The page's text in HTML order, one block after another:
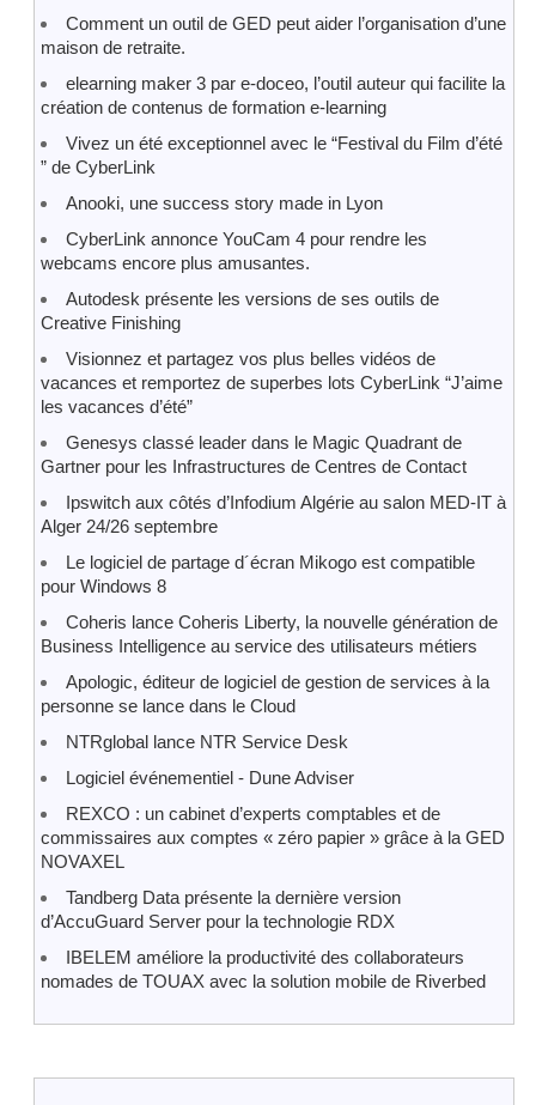
Comment un outil de GED peut aider l’organisation d’une
maison de retraite.
elearning maker 3 par e-doceo, l’outil auteur qui facilite la
création de contenus de formation e-learning
Vivez un été exceptionnel avec le “Festival du Film d’été
” de CyberLink
Anooki, une success story made in Lyon
CyberLink annonce YouCam 4 pour rendre les
webcams encore plus amusantes.
Autodesk présente les versions de ses outils de
Creative Finishing
Visionnez et partagez vos plus belles vidéos de
vacances et remportez de superbes lots CyberLink “J’aime
les vacances d’été”
Genesys classé leader dans le Magic Quadrant de
Gartner pour les Infrastructures de Centres de Contact
Ipswitch aux côtés d’Infodium Algérie au salon MED-IT à
Alger 24/26 septembre
Le logiciel de partage d´écran Mikogo est compatible
pour Windows 8
Coheris lance Coheris Liberty, la nouvelle génération de
Business Intelligence au service des utilisateurs métiers
Apologic, éditeur de logiciel de gestion de services à la
personne se lance dans le Cloud
NTRglobal lance NTR Service Desk
Logiciel événementiel - Dune Adviser
REXCO : un cabinet d’experts comptables et de
commissaires aux comptes « zéro papier » grâce à la GED
NOVAXEL
Tandberg Data présente la dernière version
d’AccuGuard Server pour la technologie RDX
IBELEM améliore la productivité des collaborateurs
nomades de TOUAX avec la solution mobile de Riverbed